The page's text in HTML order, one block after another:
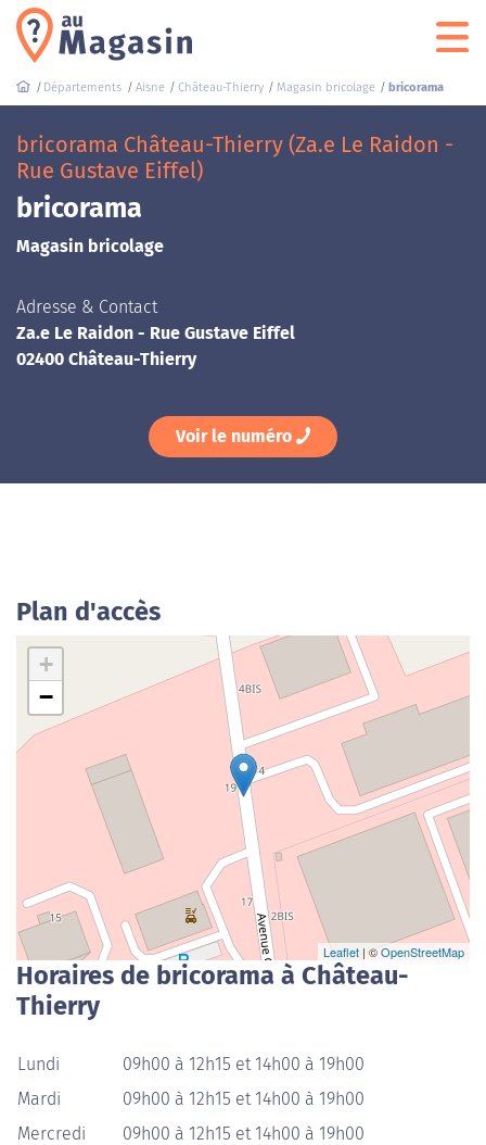
Départements Aisne Château-Thierry Magasin bricolage bricorama
bricorama Château-Thierry (Za.e Le Raidon -
Rue Gustave Eiffel)
bricorama
Magasin bricolage
Adresse & Contact
Za.e Le Raidon - Rue Gustave Eiffel
02400 Château-Thierry
Voir le numéro
Plan d'accès
+
−
Leaflet | ©OpenStreetMap
Horaires de bricorama à Château-
Thierry
Lundi
09h00 à 12h15 et 14h00 à 19h00
Mardi
09h00 à 12h15 et 14h00 à 19h00
Mercredi
09h00 à 12h15 et 14h00 à 19h00